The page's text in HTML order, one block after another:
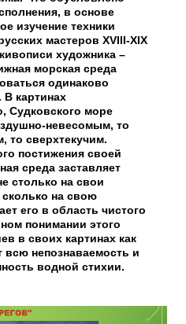
в основе
изучение техники
мастеров ХVIII-ХIХ
художника –
морская среда
одинаково
картинах
Судковского море
невесомым, то
то сверхтекучим.
постижения своей
среда заставляет
столько на свои
сколько на свою
его в область чистого
понимании этого
в своих картинах как
всю непознаваемость и
водной стихии.